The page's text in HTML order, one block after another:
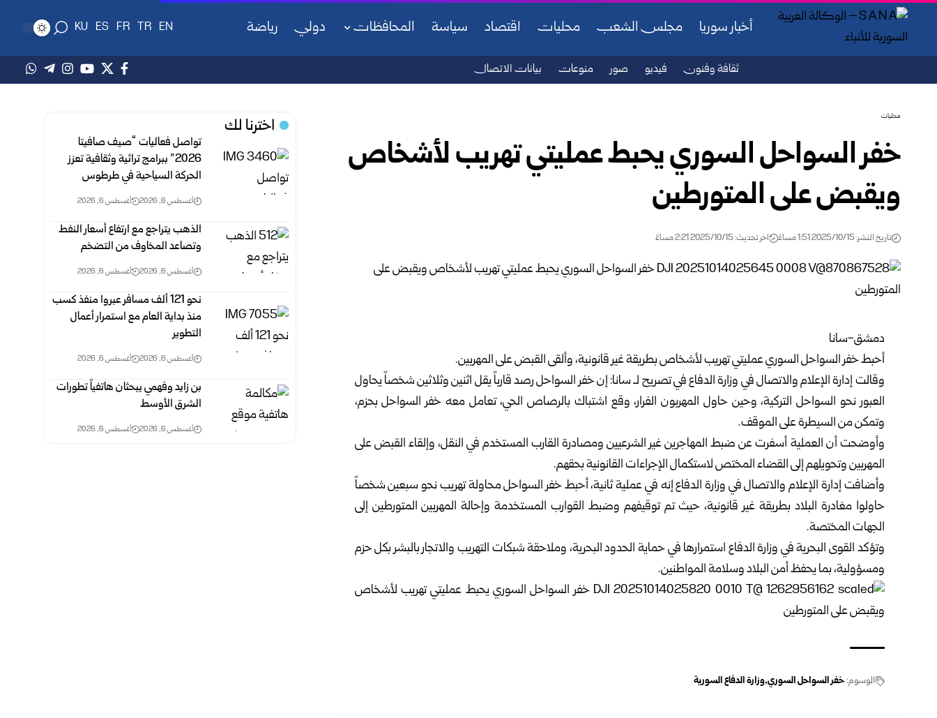
أخبار سوريا مجلس الشعب محليات اقتصاد سياسة المحافظات دولي رياضة EN
TR
FR
ES
KU
ثقافة وفنون فيديو صور منوعات بيانات الاتصال
محليات
خفر السواحل السوري يحبط عمليتي تهريب لأشخاص
ويقبض على المتورطين
تاريخ النشر: 2025/10/15 1:51 مساءً اخر تحديث: 2025/10/15 2:21 مساءً
دمشق-سانا
أحبط خفر السواحل السوري عمليتي تهريب لأشخاص بطريقة غير قانونية، وألقى القبض على المهربين.
وقالت إدارة الإعلام والاتصال في وزارة الدفاع في تصريح لـ سانا: إن خفر السواحل رصد قارباً يقل اثنين وثلاثين شخصاً يحاول
العبور نحو السواحل التركية، وحين حاول المهربون الفرار، وقع اشتباك بالرصاص الحي، تعامل معه خفر السواحل بحزم،
وتمكن من السيطرة على الموقف.
وأوضحت أن العملية أسفرت عن ضبط المهاجرين غير الشرعيين ومصادرة القارب المستخدم في النقل، وإلقاء القبض على
المهربين وتحويلهم إلى القضاء المختص لاستكمال الإجراءات القانونية بحقهم.
وأضافت إدارة الإعلام والاتصال في وزارة الدفاع إنه في عملية ثانية، أحبط خفر السواحل محاولة تهريب نحو سبعين شخصاً
حاولوا مغادرة البلاد بطريقة غير قانونية، حيث تم توقيفهم وضبط القوارب المستخدمة وإحالة المهربين المتورطين إلى
الجهات المختصة.
وتؤكد القوى البحرية في وزارة الدفاع استمرارها في حماية الحدود البحرية، وملاحقة شبكات التهريب والاتجار بالبشر بكل حزم
ومسؤولية، بما يحفظ أمن البلاد وسلامة المواطنين.
الوسوم:خفر السواحل السوري وزارة الدفاع السورية
اخترنا لك
تواصل فعاليات “صيف صافيتا
2026” ببرامج تراثية وثقافية تعزز
الحركة السياحية في طرطوس
أغسطس 6, 2026 أغسطس 6, 2026
الذهب يتراجع مع ارتفاع أسعار النفط
وتصاعد المخاوف من التضخم
أغسطس 6, 2026 أغسطس 6, 2026
نحو 121 ألف مسافر عبروا منفذ كسب
منذ بداية العام مع استمرار أعمال
التطوير
أغسطس 6, 2026 أغسطس 6, 2026
بن زايد وفهمي يبحثان هاتفياً تطورات
الشرق الأوسط
أغسطس 6, 2026 أغسطس 6, 2026